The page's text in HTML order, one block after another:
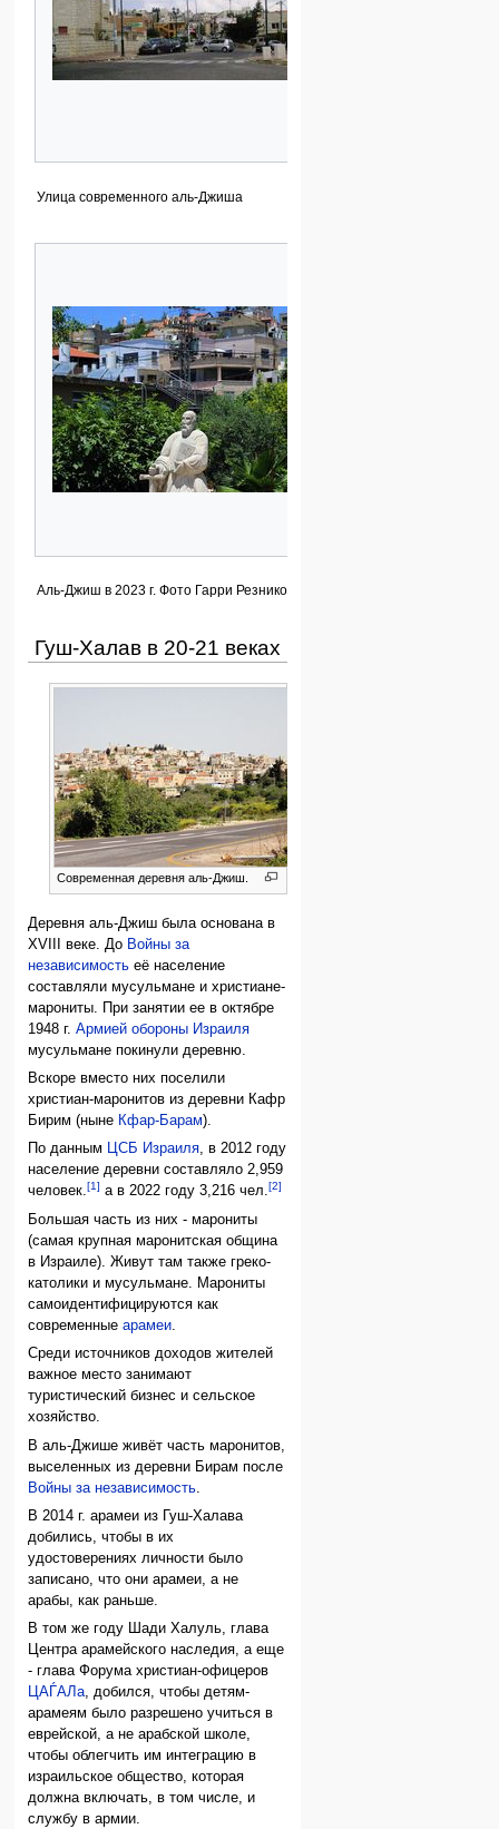
Улица современного аль-Джиша
Аль-Джиш в 2023 г. Фото Гарри Резниковского.
Гуш-Халав в 20-21 веках
Cовременная деревня аль-Джиш.
Деревня аль-Джиш была основана в
XVIII веке. До Войны за
независимость её население
составляли мусульмане и христиане-
марониты. При занятии ее в октябре
1948 г.Армией обороны Израиля
мусульмане покинули деревню.
Вскоре вместо них поселили
христиан-маронитов из деревни Кафр
Бирим (ныне Кфар-Барам).
По данным ЦСБ Израиля, в 2012 году
население деревни составляло 2,959
человек.[1] а в 2022 году 3,216 чел.[2]
Большая часть из них - марониты
(самая крупная маронитская община
в Израиле). Живут там также греко-
католики и мусульмане. Марониты
самоидентифицируются как
современныеарамеи.
Среди источников доходов жителей
важное место занимают
туристический бизнес и сельское
хозяйство.
В аль-Джише живёт часть маронитов,
выселенных из деревни Бирам после
Войны за независимость
В 2014 г. арамеи из Гуш-Халава
добились, чтобы в их
удостоверениях личности было
записано, что они арамеи, а не
арабы, как раньше.
В том же году Шади Халуль, глава
Центра арамейского наследия, а еще
- глава Форума христиан-офицеров
ЦАЃАЛа, добился, чтобы детям-
арамеям было разрешено учиться в
еврейской, а не арабской школе,
чтобы облегчить им интеграцию в
израильское общество, которая
должна включать, в том числе, и
службу в армии.